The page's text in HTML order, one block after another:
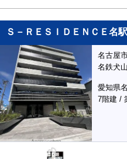
Ｓ－ＲＥＳＩＤＥＮＣＥ名
名古屋
名鉄犬
愛知県
7階建 /